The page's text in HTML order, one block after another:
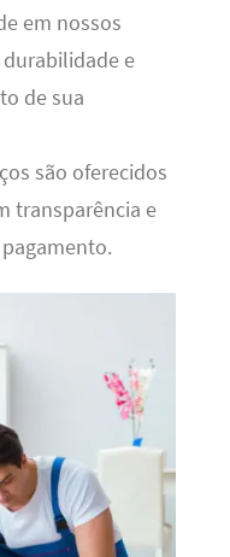
em nossos
e
de sua
são oferecidos
transparência e